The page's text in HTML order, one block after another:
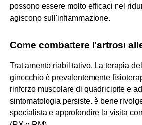
possono essere molto efficaci nel
agiscono sull'infiammazione.
Come combattere l'artrosi
Trattamento riabilitativo. La terapia
ginocchio è prevalentemente
rinforzo muscolare di quadricipite e
sintomatologia persiste, è bene
specialista e approfondire la visita